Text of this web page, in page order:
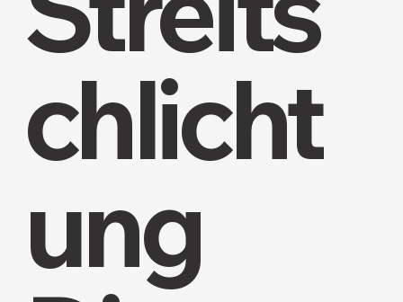
chlicht
ung